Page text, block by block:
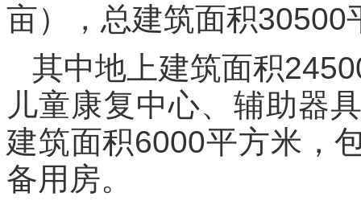
亩），总建筑面积30500
其中地上建筑面积
儿童康复中心、辅助器
建筑面积6000平方米，
备用房。